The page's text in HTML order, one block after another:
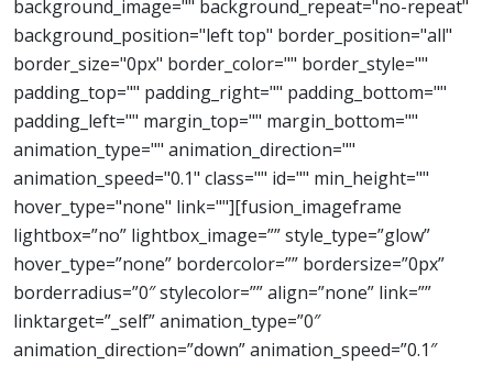
background_image="" background_repeat="no-repeat"
background_position="left top" border_position="all"
border_size="0px" border_color="" border_style=""
padding_top="" padding_right="" padding_bottom=""
padding_left="" margin_top="" margin_bottom=""
animation_type="" animation_direction=""
animation_speed="0.1" class="" id="" min_height=""
hover_type="none" link=""][fusion_imageframe
lightbox=”no” lightbox_image=”” style_type=”glow”
hover_type=”none” bordercolor=”” bordersize=”0px”
borderradius=”0″ stylecolor=”” align=”none” link=””
linktarget=”_self” animation_type=”0″
animation_direction=”down” animation_speed=”0.1″